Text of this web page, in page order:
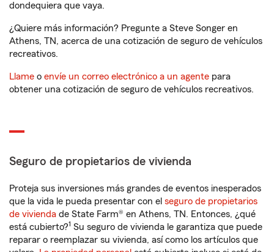
dondequiera que vaya.
¿Quiere más información? Pregunte a Steve Songer en
Athens, TN, acerca de una cotización de seguro de vehículos
recreativos.
Llame o envíe un correo electrónico a un agente para
obtener una cotización de seguro de vehículos recreativos.
Seguro de propietarios de vivienda
Proteja sus inversiones más grandes de eventos inesperados
que la vida le pueda presentar con el seguro de propietarios
de vivienda de State Farm® en Athens, TN. Entonces, ¿qué
está cubierto?1 Su seguro de vivienda le garantiza que puede
reparar o reemplazar su vivienda, así como los artículos que